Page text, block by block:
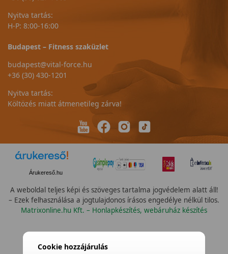
Nyitva tartás:
H-P: 8:00-16:00
Budapest – Fitness szaküzlet
budapest@vital-force.hu
+36 (30) 430-1201
Nyitva tartás:
Költözés miatt átmenetileg zárva!
Árukereső.hu
A weboldal teljes képi és szöveges tartalma jogvédelem alatt áll!
– Ezek felhasználása a jogtulajdonos írásos engedélye nélkül tilos.
Matrixonline.hu Kft. – Honlapkészítés, webáruház készítés
Cookie hozzájárulás